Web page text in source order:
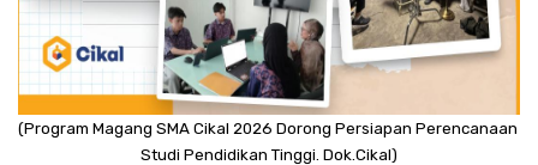
(Program Magang SMA Cikal 2026 Dorong Persiapan Perencanaan
Studi Pendidikan Tinggi. Dok.Cikal)